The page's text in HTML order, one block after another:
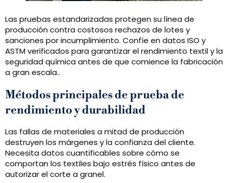
Las pruebas estandarizadas protegen su línea de
producción contra costosos rechazos de lotes y
sanciones por incumplimiento. Confíe en datos ISO y
ASTM verificados para garantizar el rendimiento textil y la
seguridad química antes de que comience la fabricación
a gran escala..
Métodos principales de prueba de
rendimiento y durabilidad
Las fallas de materiales a mitad de producción
destruyen los márgenes y la confianza del cliente.
Necesita datos cuantificables sobre cómo se
comportan los textiles bajo estrés físico antes de
autorizar el corte a granel.